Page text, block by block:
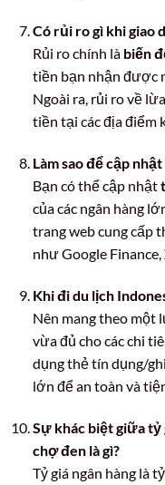
Có rủi ro gì khi giao
Rủi ro chính là biến
tiền bạn nhận được
Ngoài ra, rủi ro về
tiền tại các địa điểm
Làm sao để cập
Bạn có thể cập nhật
của các ngân hàng
trang web cung cấp
như Google Finance,
Khi đi du lịch
Nên mang theo một
vừa đủ cho các chi
dụng thẻ tín dụng/
lớn để an toàn và
Sự khác biệt giữa tỷ
chợ đen là gì?
Tỷ giá ngân hàng là